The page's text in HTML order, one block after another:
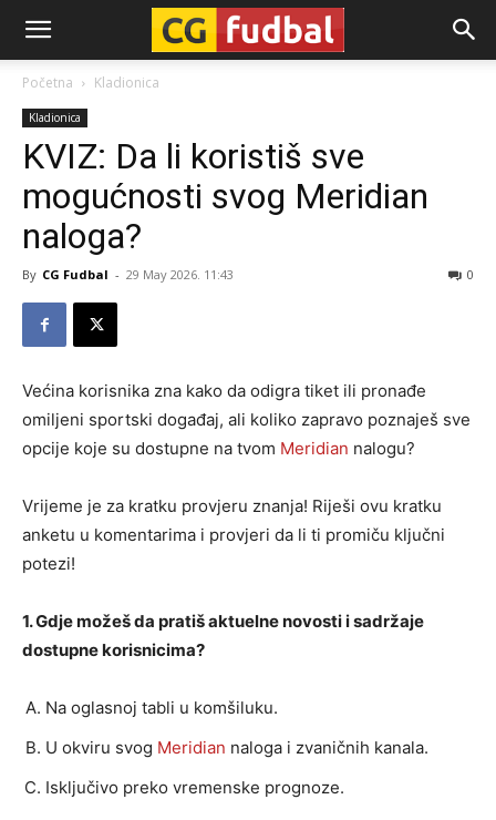
CG-
Fudbal
Početna Kladionica
Kladionica
KVIZ: Da li koristiš sve
mogućnosti svog Meridian
naloga?
By CG Fudbal - 29 May 2026. 11:43 0
Većina korisnika zna kako da odigra tiket ili pronađe
omiljeni sportski događaj, ali koliko zapravo poznaješ sve
opcije koje su dostupne na tvom Meridian nalogu?
Vrijeme je za kratku provjeru znanja! Riješi ovu kratku
anketu u komentarima i provjeri da li ti promiču ključni
potezi!
1. Gdje možeš da pratiš aktuelne novosti i sadržaje
dostupne korisnicima?
Na oglasnoj tabli u komšiluku.
U okviru svog Meridian naloga i zvaničnih kanala.
Isključivo preko vremenske prognoze.